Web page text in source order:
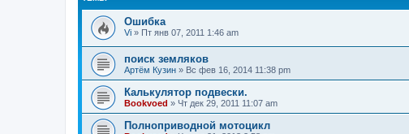
Ошибка
Vi » Пт янв 07, 2011 1:46 am
поиск земляков
Артём Кузин » Вс фев 16, 2014 11:38 pm
Калькулятор подвески.
Bookvoed » Чт дек 29, 2011 11:07 am
Полноприводной мотоцикл